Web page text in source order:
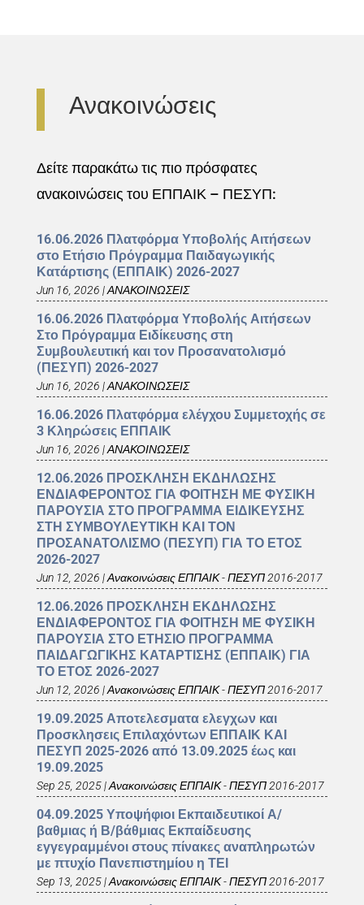
Ανακοινώσεις
Δείτε παρακάτω τις πιο πρόσφατες
ανακοινώσεις του ΕΠΠΑΙΚ – ΠΕΣΥΠ:
16.06.2026 Πλατφόρμα Υποβολής Αιτήσεων
στο Ετήσιο Πρόγραμμα Παιδαγωγικής
Κατάρτισης (ΕΠΠΑΙΚ) 2026-2027
Jun 16, 2026 |ΑΝΑΚΟΙΝΩΣΕΙΣ
16.06.2026 Πλατφόρμα Υποβολής Αιτήσεων
Στο Πρόγραμμα Ειδίκευσης στη
Συμβουλευτική και τον Προσανατολισμό
(ΠΕΣΥΠ) 2026-2027
Jun 16, 2026 |ΑΝΑΚΟΙΝΩΣΕΙΣ
16.06.2026 Πλατφόρμα ελέγχου Συμμετοχής σε
3 Κληρώσεις ΕΠΠΑΙΚ
Jun 16, 2026 |ΑΝΑΚΟΙΝΩΣΕΙΣ
12.06.2026 ΠΡΟΣΚΛΗΣΗ ΕΚΔΗΛΩΣΗΣ
ΕΝΔΙΑΦΕΡΟΝΤΟΣ ΓΙΑ ΦΟΙΤΗΣΗ ΜΕ ΦΥΣΙΚΗ
ΠΑΡΟΥΣΙΑ ΣΤΟ ΠΡΟΓΡΑΜΜΑ ΕΙΔΙΚΕΥΣΗΣ
ΣΤΗ ΣΥΜΒΟΥΛΕΥΤΙΚΗ ΚΑΙ ΤΟΝ
ΠΡΟΣΑΝΑΤΟΛΙΣΜΟ (ΠΕΣΥΠ) ΓΙΑ ΤΟ ΕΤΟΣ
2026-2027
Jun 12, 2026 |Ανακοινώσεις ΕΠΠΑΙΚ - ΠΕΣΥΠ 2016-2017
12.06.2026 ΠΡΟΣΚΛΗΣΗ ΕΚΔΗΛΩΣΗΣ
ΕΝΔΙΑΦΕΡΟΝΤΟΣ ΓΙΑ ΦΟΙΤΗΣΗ ΜΕ ΦΥΣΙΚΗ
ΠΑΡΟΥΣΙΑ ΣΤΟ ΕΤΗΣΙΟ ΠΡΟΓΡΑΜΜΑ
ΠΑΙΔΑΓΩΓΙΚΗΣ ΚΑΤΑΡΤΙΣΗΣ (ΕΠΠΑΙΚ) ΓΙΑ
ΤΟ ΕΤΟΣ 2026-2027
Jun 12, 2026 |Ανακοινώσεις ΕΠΠΑΙΚ - ΠΕΣΥΠ 2016-2017
19.09.2025 Αποτελεσματα ελεγχων και
Προσκλησεις Επιλαχόντων ΕΠΠΑΙΚ ΚΑΙ
ΠΕΣΥΠ 2025-2026 από 13.09.2025 έως και
19.09.2025
Sep 25, 2025|Ανακοινώσεις ΕΠΠΑΙΚ - ΠΕΣΥΠ 2016-2017
04.09.2025 Υποψήφιοι Εκπαιδευτικοί Α/
βαθμιας ή Β/βάθμιας Εκπαίδευσης
εγγεγραμμένοι στους πίνακες αναπληρωτών
με πτυχίο Πανεπιστημίου η ΤΕΙ
Sep 13, 2025|Ανακοινώσεις ΕΠΠΑΙΚ - ΠΕΣΥΠ 2016-2017